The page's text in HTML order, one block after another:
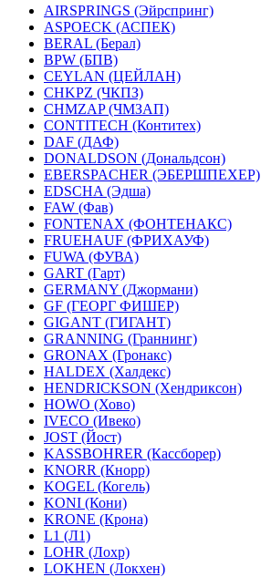
AIRSPRINGS (Эйрспринг)
ASPOECK (АСПЕК)
BERAL (Берал)
BPW (БПВ)
CEYLAN (ЦЕЙЛАН)
CHKPZ (ЧКПЗ)
CHMZAP (ЧМЗАП)
CONTITECH (Контитех)
DAF (ДАФ)
DONALDSON (Дональдсон)
EBERSPACHER (ЭБЕРШПЕХЕР)
EDSCHA (Эдша)
FAW (Фав)
FONTENAX (ФОНТЕНАКС)
FRUEHAUF (ФРИХАУФ)
FUWA (ФУВА)
GART (Гарт)
GERMANY (Джормани)
GF (ГЕОРГ ФИШЕР)
GIGANT (ГИГАНТ)
GRANNING (Граннинг)
GRONAX (Гронакс)
HALDEX (Халдекс)
HENDRICKSON (Хендриксон)
HOWO (Хово)
IVECO (Ивеко)
JOST (Йост)
KASSBOHRER (Касcборер)
KNORR (Кнорр)
KOGEL (Когель)
KONI (Кони)
KRONE (Крона)
L1 (Л1)
LOHR (Лохр)
LOKHEN (Локхен)